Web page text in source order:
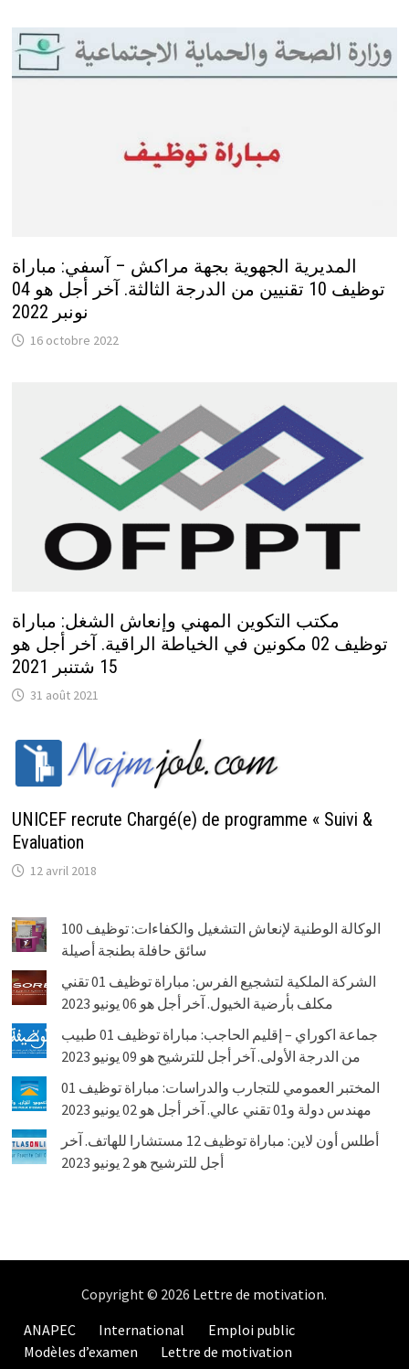
المديرية الجهوية بجهة مراكش – آسفي: مباراة
توظيف 10 تقنيين من الدرجة الثالثة. آخر أجل هو 04
نونبر 2022
16 octobre 2022
مكتب التكوين المهني وإنعاش الشغل: مباراة
توظيف 02 مكونين في الخياطة الراقية. آخر أجل هو
15 شتنبر 2021
31 août 2021
UNICEF recrute Chargé(e) de programme « Suivi &
Evaluation
12 avril 2018
الوكالة الوطنية لإنعاش التشغيل والكفاءات: توظيف 100
سائق حافلة بطنجة أصيلة
الشركة الملكية لتشجيع الفرس: مباراة توظيف 01 تقني
مكلف بأرضية الخيول. آخر أجل هو 06 يونيو 2023
جماعة اكوراي – إقليم الحاجب: مباراة توظيف 01 طبيب
من الدرجة الأولى. آخر أجل للترشيح هو 09 يونيو 2023
المختبر العمومي للتجارب والدراسات: مباراة توظيف 01
مهندس دولة و01 تقني عالي. آخر أجل هو 02 يونيو 2023
أطلس أون لاين: مباراة توظيف 12 مستشارا للهاتف. آخر
أجل للترشيح هو 2 يونيو 2023
Copyright © 2026 Lettre de motivation.
ANAPEC
International
Emploi public
Modèles d’examen
Lettre de motivation